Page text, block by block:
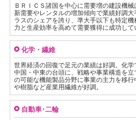
ＢＲＩＣＳ諸国を中心に需要増の建設機
新需要やレンタルの増加傾向で業績好調
ラスのシェアを誇り、準大手以下も特定
力と生産効率を高めて需要獲得に成功して
化学・繊維
世界経済の回復で足元の業績は好調。化
中国・中東の台頭に、戦略や事業構造を
の可能な機能製品分野に事業の主力を移
や樹脂など産業用繊維が好調。
自動車･二輪